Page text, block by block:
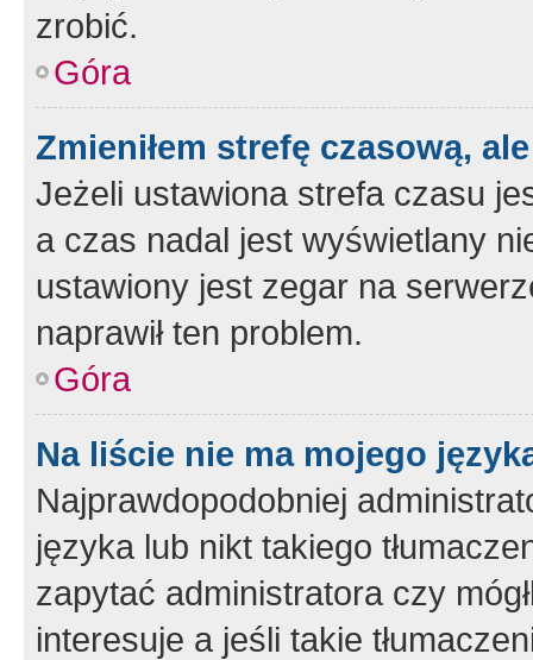
zrobić.
Góra
Zmieniłem strefę czasową,
Jeżeli ustawiona strefa czasu
a czas nadal jest wyświetlany
ustawiony jest zegar na
naprawił ten problem.
Góra
Na liście nie ma mojego
Najprawdopodobniej
języka lub nikt takiego
zapytać administratora czy
interesuje a jeśli takie